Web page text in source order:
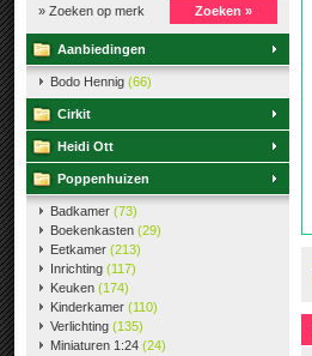
» Zoeken op merk Zoeken »
Aanbiedingen
Bodo Hennig (66)
Cirkit
Heidi Ott
Poppenhuizen
Badkamer (73)
Boekenkasten (29)
Eetkamer (213)
Inrichting (117)
Keuken (174)
Kinderkamer (110)
Verlichting (135)
Miniaturen 1:24 (24)